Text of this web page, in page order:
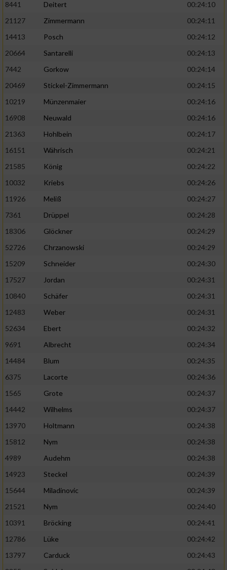
8441 Deitert
00:24:10
21127
Zimmermann
00:24:11
14413
Posch
00:24:12
20664
Santarelli
00:24:13
7442
Gorkow
00:24:14
20469
Stickel-Zimmermann
00:24:15
10219
Münzenmaier
00:24:16
16908
Neuwald
00:24:16
21363
Hohlbein
00:24:17
16151
Währisch
00:24:21
21585
König
00:24:22
10032
Kriebs
00:24:26
11926
Meliß
00:24:27
7361
Drüppel
00:24:28
18306
Glöckner
00:24:29
52726
Chrzanowski
00:24:29
15209
Schneider
00:24:30
17527
Jordan
00:24:31
10840
Schäfer
00:24:31
12483
Weber
00:24:31
52634
Ebert
00:24:32
9691
Albrecht
00:24:34
14484
Blum
00:24:35
6375
Lacorte
00:24:36
1565
Grote
00:24:37
14442
Wilhelms
00:24:37
13970
Holtmann
00:24:38
15812
Nym
00:24:38
4989
Audehm
00:24:38
14923
Steckel
00:24:39
15644
Miladinovic
00:24:39
21521
Nym
00:24:40
10391
Bröcking
00:24:41
12786
Lüke
00:24:42
13797
Carduck
00:24:43